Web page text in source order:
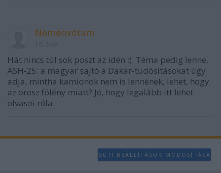
Neménvótam
Hát nincs túl sok poszt az idén :(. Téma pedig lenne.
ASH-25: a magyar sajtó a Dakar-tudósításokat úgy
adja, mintha kamionok nem is lennének, lehet, hogy
az orosz fölény miatt? Jó, hogy legalább itt lehet
olvasni róla.
SÜTI BEÁLLÍTÁSOK MÓDOSÍTÁSA